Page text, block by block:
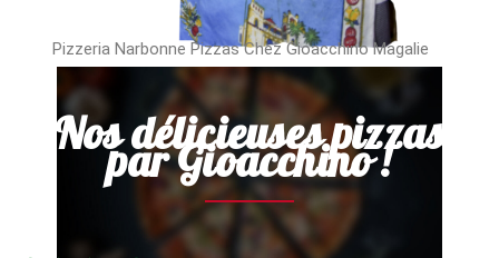
Pizzeria Narbonne Pizzas Chez Gioacchino Magalie
Nos délicieuses pizzas
par Gioacchino !